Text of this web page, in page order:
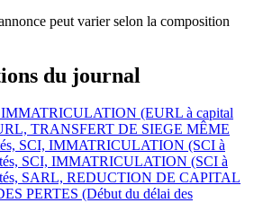
peut varier selon la composition
du journal
IMMATRICULATION (EURL à capital
TRANSFERT DE SIEGE MÊME
SCI, IMMATRICULATION (SCI à
SCI, IMMATRICULATION (SCI à
SARL, REDUCTION DE CAPITAL
PERTES (Début du délai des